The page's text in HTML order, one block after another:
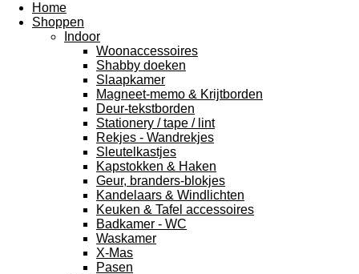
Home
Shoppen
Indoor
Woonaccessoires
Shabby doeken
Slaapkamer
Magneet-memo & Krijtborden
Deur-tekstborden
Stationery / tape / lint
Rekjes - Wandrekjes
Sleutelkastjes
Kapstokken & Haken
Geur, branders-blokjes
Kandelaars & Windlichten
Keuken & Tafel accessoires
Badkamer - WC
Waskamer
X-Mas
Pasen